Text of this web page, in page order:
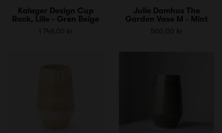
Kalager Design Cup
Rack, Lille - Grøn Beige
1 749,00 kr
Julie Damhus The
Garden Vase M - Mint
500,00 kr